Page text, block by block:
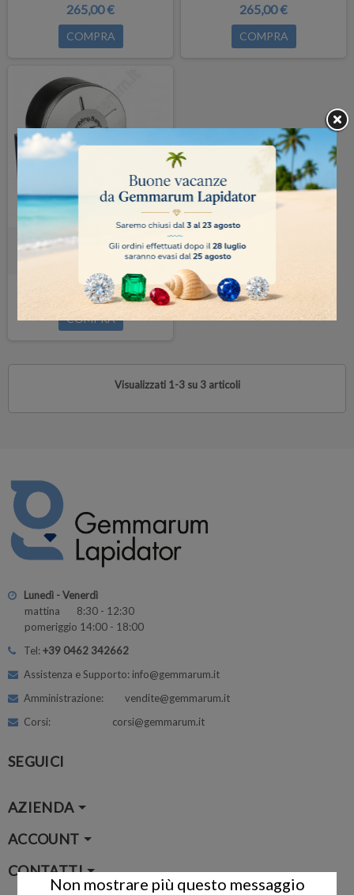
265,00 €
COMPRA
265,00 €
COMPRA
Lortone QT6-1 vasca 2 lt.
435,00 €
COMPRA
Visualizzati 1-3 su 3 articoli
Lunedì - Venerdì
mattina 8:30 - 12:30
pomeriggio 14:00 - 18:00
Tel:+39 0462 342662
Assistenza e Supporto: info@gemmarum.it
Amministrazione: vendite@gemmarum.it
Corsi: corsi@gemmarum.it
SEGUICI
AZIENDA
ACCOUNT
CONTATTI
Non mostrare più questo messaggio